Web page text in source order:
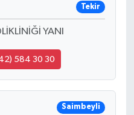
Tekir
YANI
584 30 30
Saimbeyli